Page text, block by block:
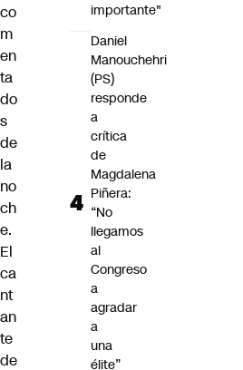
co
m
en
ta
do
s
de
la
no
ch
e.
El
ca
nt
an
te
de
importante"
Daniel
Manouchehri
(PS)
responde
a
crítica
de
Magdalena
Piñera:
“No
llegamos
al
Congreso
a
agradar
a
una
élite”